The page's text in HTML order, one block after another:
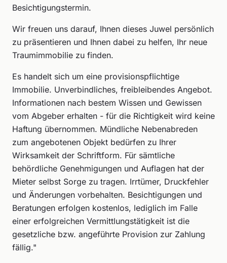
Besichtigungstermin.
Wir freuen uns darauf, Ihnen dieses Juwel persönlich
zu präsentieren und Ihnen dabei zu helfen, Ihr neue
Traumimmobilie zu finden.
Es handelt sich um eine provisionspflichtige
Immobilie. Unverbindliches, freibleibendes Angebot.
Informationen nach bestem Wissen und Gewissen
vom Abgeber erhalten - für die Richtigkeit wird keine
Haftung übernommen. Mündliche Nebenabreden
zum angebotenen Objekt bedürfen zu Ihrer
Wirksamkeit der Schriftform. Für sämtliche
behördliche Genehmigungen und Auflagen hat der
Mieter selbst Sorge zu tragen. Irrtümer, Druckfehler
und Änderungen vorbehalten. Besichtigungen und
Beratungen erfolgen kostenlos, lediglich im Falle
einer erfolgreichen Vermittlungstätigkeit ist die
gesetzliche bzw. angeführte Provision zur Zahlung
fällig."